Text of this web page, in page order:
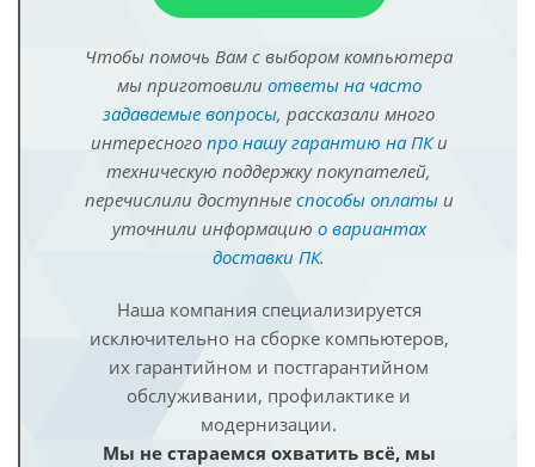
Чтобы помочь Вам с выбором компьютера
мы приготовили ответы на часто
задаваемые вопросы, рассказали много
интересного про нашу гарантию на ПКи
техническую поддержку покупателей,
перечислили доступные способы оплатыи
уточнили информацию о вариантах
доставки ПК.
Наша компания специализируется
исключительно на сборке компьютеров,
их гарантийном и постгарантийном
обслуживании, профилактике и
модернизации.
Мы не стараемся охватить всё, мы